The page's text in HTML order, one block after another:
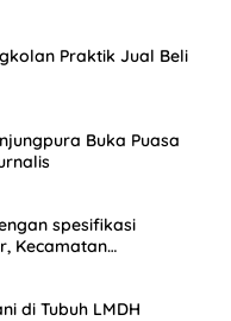
Praktik Jual Beli
Buka Puasa
spesifikasi
Kecamatan
di Tubuh LMDH